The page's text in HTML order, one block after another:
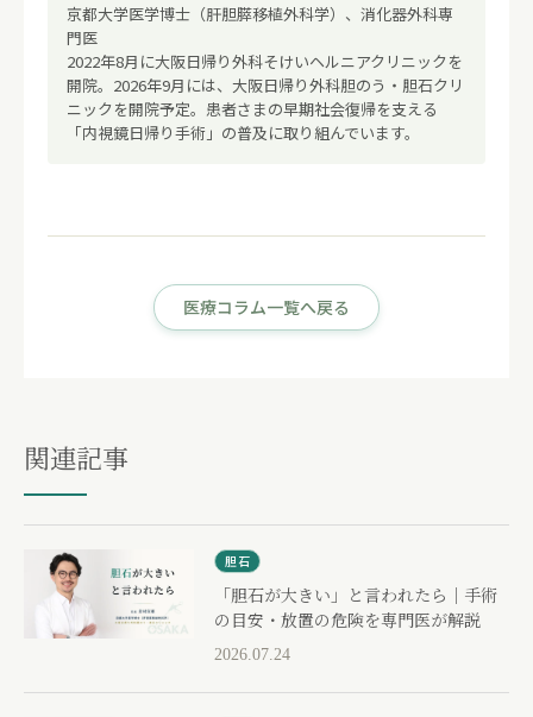
京都大学医学博士（肝胆膵移植外科学）、消化器外科専
門医
2022年8月に大阪日帰り外科そけいヘルニアクリニックを
開院。2026年9月には、大阪日帰り外科胆のう・胆石クリ
ニックを開院予定。患者さまの早期社会復帰を支える
「内視鏡日帰り手術」の普及に取り組んでいます。
医療コラム一覧へ戻る
関連記事
胆石
「胆石が大きい」と言われたら｜手術
の目安・放置の危険を専門医が解説
2026.07.24